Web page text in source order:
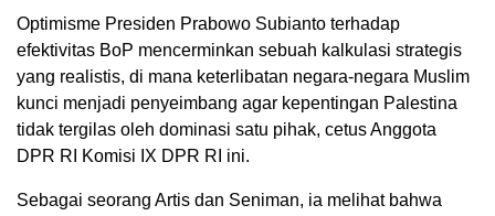
Optimisme Presiden Prabowo Subianto terhadap
efektivitas BoP mencerminkan sebuah kalkulasi strategis
yang realistis, di mana keterlibatan negara-negara Muslim
kunci menjadi penyeimbang agar kepentingan Palestina
tidak tergilas oleh dominasi satu pihak, cetus Anggota
DPR RI Komisi IX DPR RI ini.
Sebagai seorang Artis dan Seniman, ia melihat bahwa